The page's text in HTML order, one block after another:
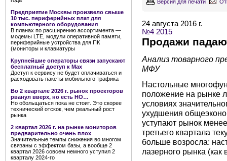
Предприятие Москвы произвело свыше
10 тыс. периферийных плат для
компьютерного оборудования
В планах по расширению ассортимента —
модемы LTE, модули оперативной памяти,
периферийные устройства для ПК
(мониторы и клавиатуры
Крупнейшие операторы связи запускают
бесплатный доступ к Мах
Доступ к сервису не будет оплачиваться и
расходовать пакеты мобильного трафика
Во 2 квартале 2026 г. рынок проекторов
рванул вверх, но есть НО…
Но обольщаться пока не стоит. Это скорее
технический отскок, чем реальный рост
рынка
2 квартал 2026 г. на рынке мониторов
предварительно очень плох
Значительные темпы снижения во многом
связаны с эффектом базы, а вообще 2
квартал 2026 совсем немного уступил 2
кварталу 2024-го
Версия для печати
24 августа 2016 г.
№4 2015
Продажи
Анализ товарного
МФУ
Настольные
положение на рынке
условиях
ухудшения
уступают рынок
третьего квартала
больше возросла:
лазерного рынка